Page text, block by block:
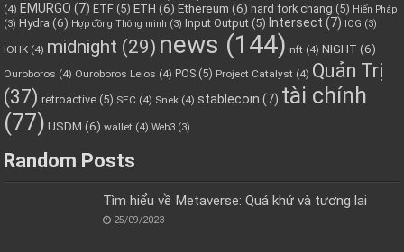
(4) EMURGO (7) ETF (5) ETH (6) Ethereum (6) hard fork chang (5) Hiến Pháp
(3) Hydra (6) Hợp đồng Thông minh (3) Input Output (5) Intersect (7) IOG (3)
IOHK (4) midnight (29) news (144) nft (4) NIGHT (6)
Ouroboros (4) Ouroboros Leios (4) POS (5) Project Catalyst (4) Quản Trị
(37) retroactive (5) SEC (4) Snek (4) stablecoin (7) tài chính
(77) USDM (6) wallet (4) Web3 (3)
Random Posts
Tìm hiểu về Metaverse: Quá khứ và tương lai
25/09/2023